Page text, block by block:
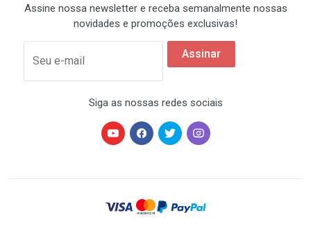
0
Outras Informações
Multi-GPU NVDIA
Assine nossa newsletter e receba semanalmente nossas
novidades e promoções exclusivas!
Seu e-mail
Assinar
Siga as nossas redes sociais